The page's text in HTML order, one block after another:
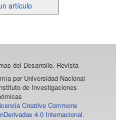
artículo
del Desarrollo. Revista
por Universidad Nacional
de Investigaciones
Creative Commons
4.0 Internacional.